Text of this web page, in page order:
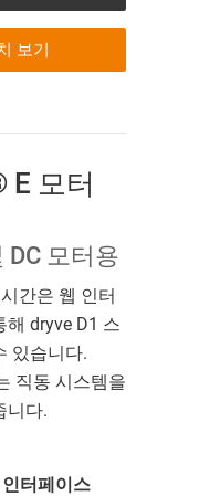
보기
모터
DC 모터용
간은 웹 인터
dryve D1 스
있습니다.
직동 시스템을
니다.
터페이스